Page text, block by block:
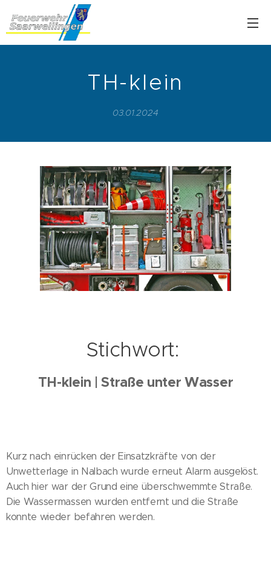
TH-klein
03.01.2024
Stichwort:
TH-klein | Straße unter Wasser
Kurz nach einrücken der Einsatzkräfte von der
Unwetterlage in Nalbach wurde erneut Alarm ausgelöst.
Auch hier war der Grund eine überschwemmte Straße.
Die Wassermassen wurden entfernt und die Straße
konnte wieder befahren werden.